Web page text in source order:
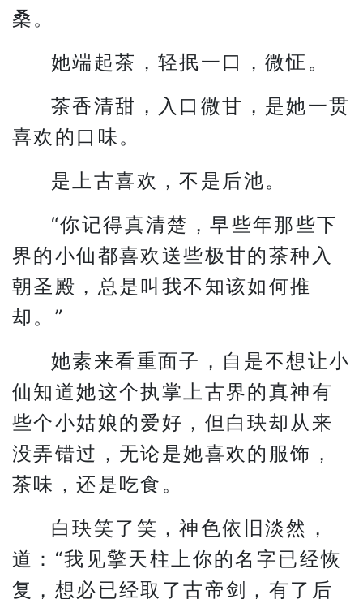
桑。
她端起茶，轻抿一口，微怔。
茶香清甜，入口微甘，是她一贯
喜欢的口味。
是上古喜欢，不是后池。
“你记得真清楚，早些年那些下
界的小仙都喜欢送些极甘的茶种入
朝圣殿，总是叫我不知该如何推
却。”
她素来看重面子，自是不想让小
仙知道她这个执掌上古界的真神有
些个小姑娘的爱好，但白玦却从来
没弄错过，无论是她喜欢的服饰，
茶味，还是吃食。
白玦笑了笑，神色依旧淡然，
道：“我见擎天柱上你的名字已经恢
复，想必已经取了古帝剑，有了后